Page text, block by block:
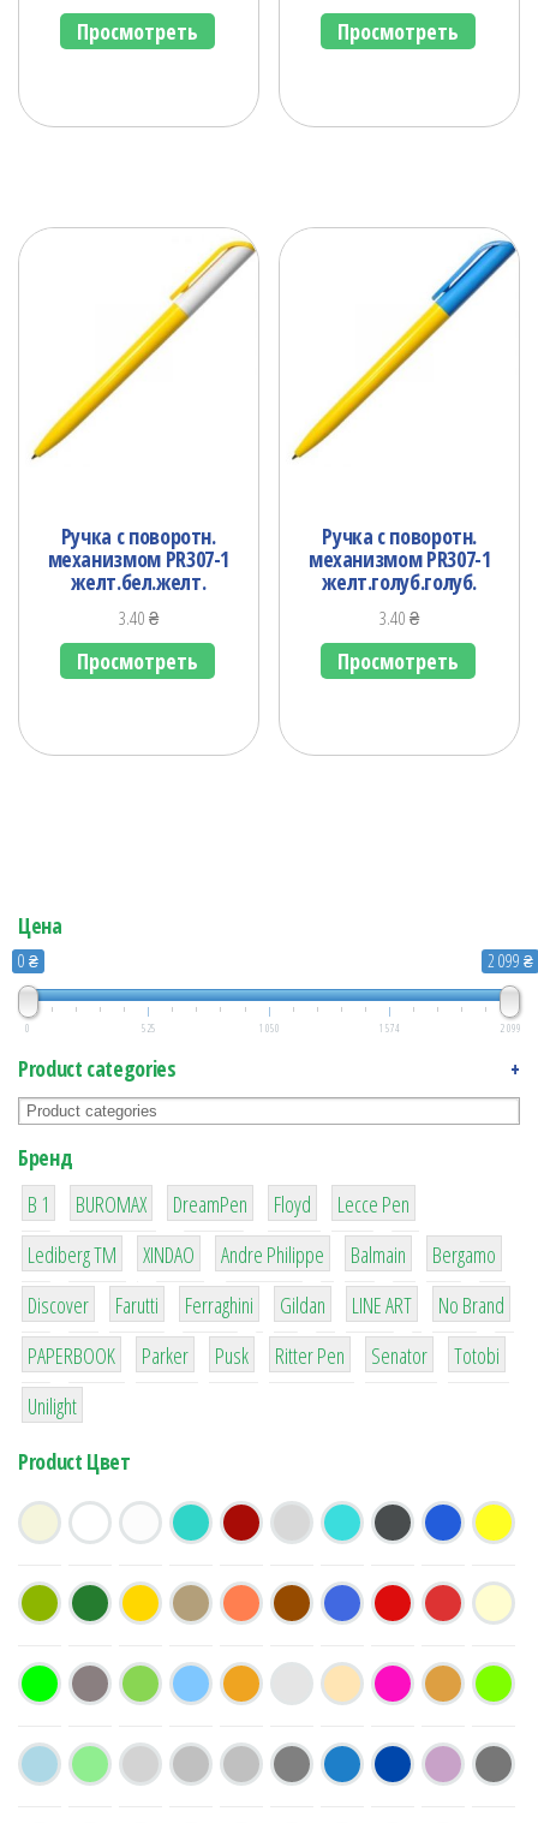
Просмотреть Просмотреть
Ручка с поворотн.
механизмом PR307-1
желт.бел.желт.
3.40₴
Просмотреть
Ручка с поворотн.
механизмом PR307-1
желт.голуб.голуб.
3.40₴
Просмотреть
Цена
0 ₴ 2 099 ₴
0 525 1 050 1 574 2 099
Product categories +
Бренд
B 1
1
BUROMAX
1
DreamPen
2
Floyd
2
Lecce Pen
3
Lediberg ТМ
3
XINDAO
1
Andre Philippe
4
Balmain
26
Bergamo
64
Discover
299
Farutti
4
Ferraghini
42
Gildan
4
LINE ART
90
No Brand
8
PAPERBOOK
6
Parker
2
Pusk
22
Ritter Pen
15
Senator
43
Totobi
1
Unilight
Product Цвет